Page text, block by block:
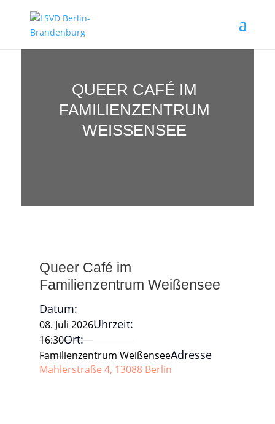
QUEER CAFÉ IM
FAMILIENZENTRUM
WEISSENSEE
Queer Café im
Familienzentrum Weißensee
Datum:
08. Juli 2026Uhrzeit:
16:30Ort:
Familienzentrum WeißenseeAdresse
Mahlerstraße 4, 13088 Berlin